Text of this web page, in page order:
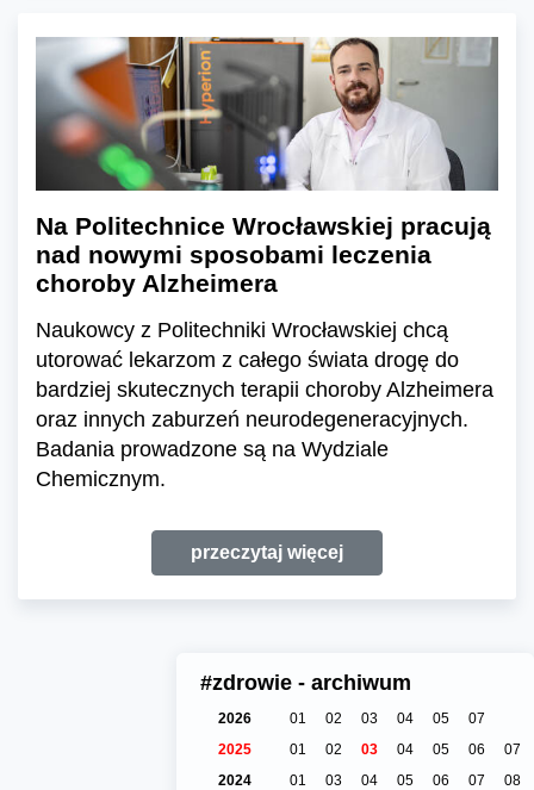
Na Politechnice Wrocławskiej pracują
nad nowymi sposobami leczenia
choroby Alzheimera
Naukowcy z Politechniki Wrocławskiej chcą
utorować lekarzom z całego świata drogę do
bardziej skutecznych terapii choroby Alzheimera
oraz innych zaburzeń neurodegeneracyjnych.
Badania prowadzone są na Wydziale
Chemicznym.
przeczytaj więcej
#zdrowie - archiwum
2026 01 02 03 04 05
07
2025
01 02 03 04 05 06
07
2024
01 03 04 05 06 07
08